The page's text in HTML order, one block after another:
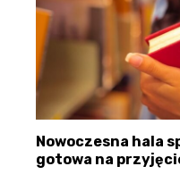
Nowoczesna hala
gotowa na